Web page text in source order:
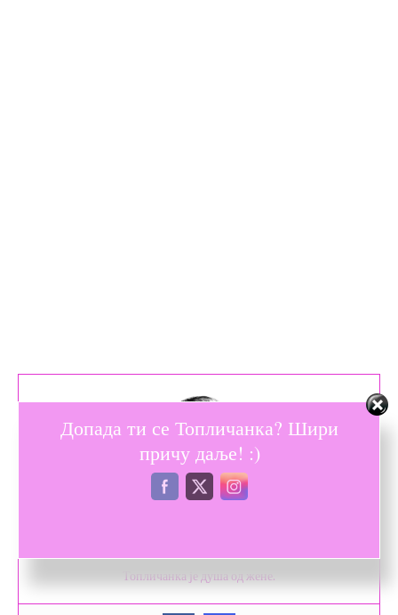
Топличанка је душа од жене.
Допада ти се Топличанка? Шири
причу даље! :)